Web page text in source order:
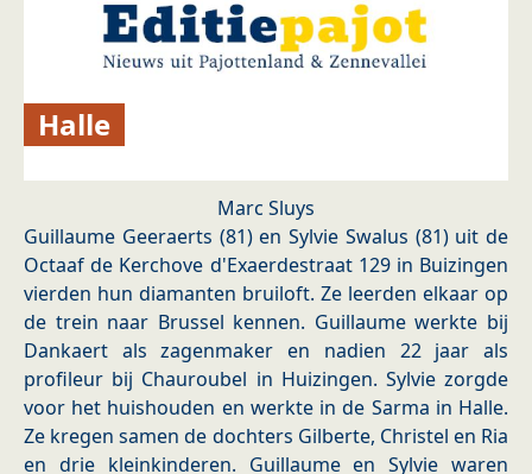
Halle
Marc Sluys
Guillaume Geeraerts (81) en Sylvie Swalus (81) uit de
Octaaf de Kerchove d'Exaerdestraat 129 in Buizingen
vierden hun diamanten bruiloft. Ze leerden elkaar op
de trein naar Brussel kennen. Guillaume werkte bij
Dankaert als zagenmaker en nadien 22 jaar als
profileur bij Chauroubel in Huizingen. Sylvie zorgde
voor het huishouden en werkte in de Sarma in Halle.
Ze kregen samen de dochters Gilberte, Christel en Ria
en drie kleinkinderen. Guillaume en Sylvie waren